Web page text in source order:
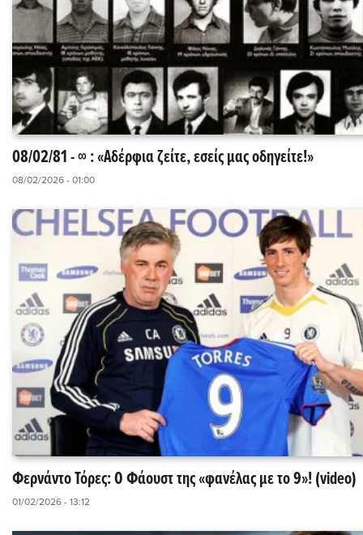
08/02/81 - ∞ : «Αδέρφια ζείτε, εσείς μας οδηγείτε!»
08/02/2026 - 01:00
Φερνάντο Τόρες: Ο Φάουστ της «φανέλας με το 9»! (video)
01/02/2026 - 13:12